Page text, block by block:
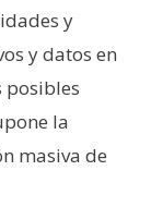
y
y datos en
posibles
la
masiva de